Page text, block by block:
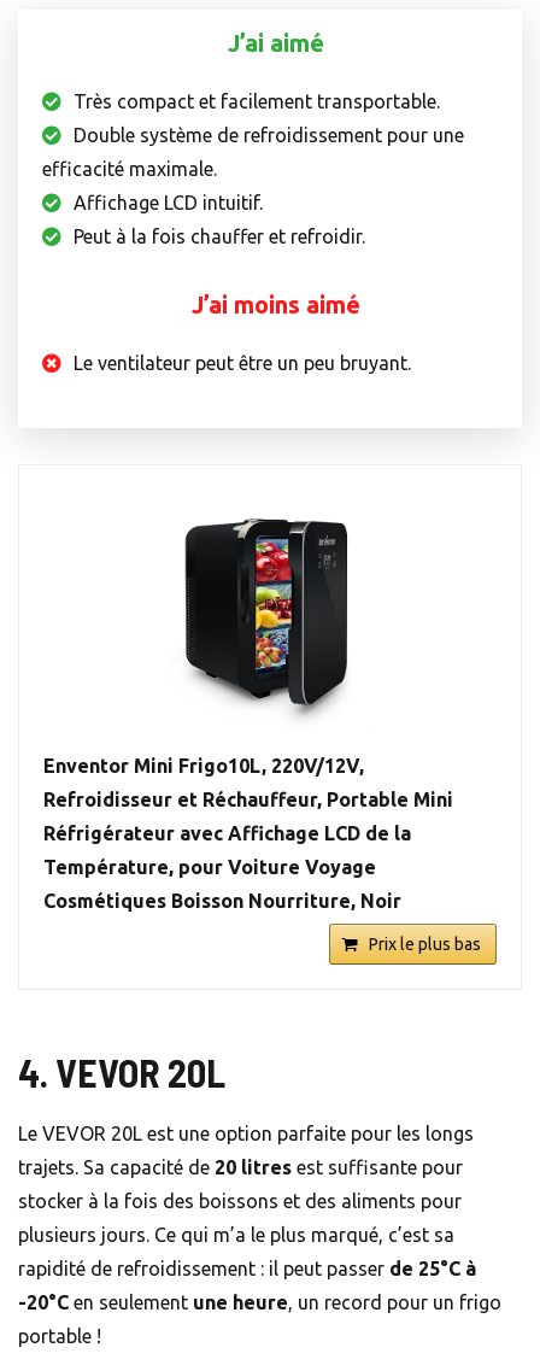
J’ai aimé
Très compact et facilement transportable.
Double système de refroidissement pour une
efficacité maximale.
Affichage LCD intuitif.
Peut à la fois chauffer et refroidir.
J’ai moins aimé
Le ventilateur peut être un peu bruyant.
Enventor Mini Frigo10L, 220V/12V,
Refroidisseur et Réchauffeur, Portable Mini
Réfrigérateur avec Affichage LCD de la
Température, pour Voiture Voyage
Cosmétiques Boisson Nourriture, Noir
Prix le plus bas
4. VEVOR 20L
Le VEVOR 20L est une option parfaite pour les longs
trajets. Sa capacité de 20 litres est suffisante pour
stocker à la fois des boissons et des aliments pour
plusieurs jours. Ce qui m’a le plus marqué, c’est sa
rapidité de refroidissement : il peut passer de 25°C à
-20°C en seulement une heure, un record pour un frigo
portable !